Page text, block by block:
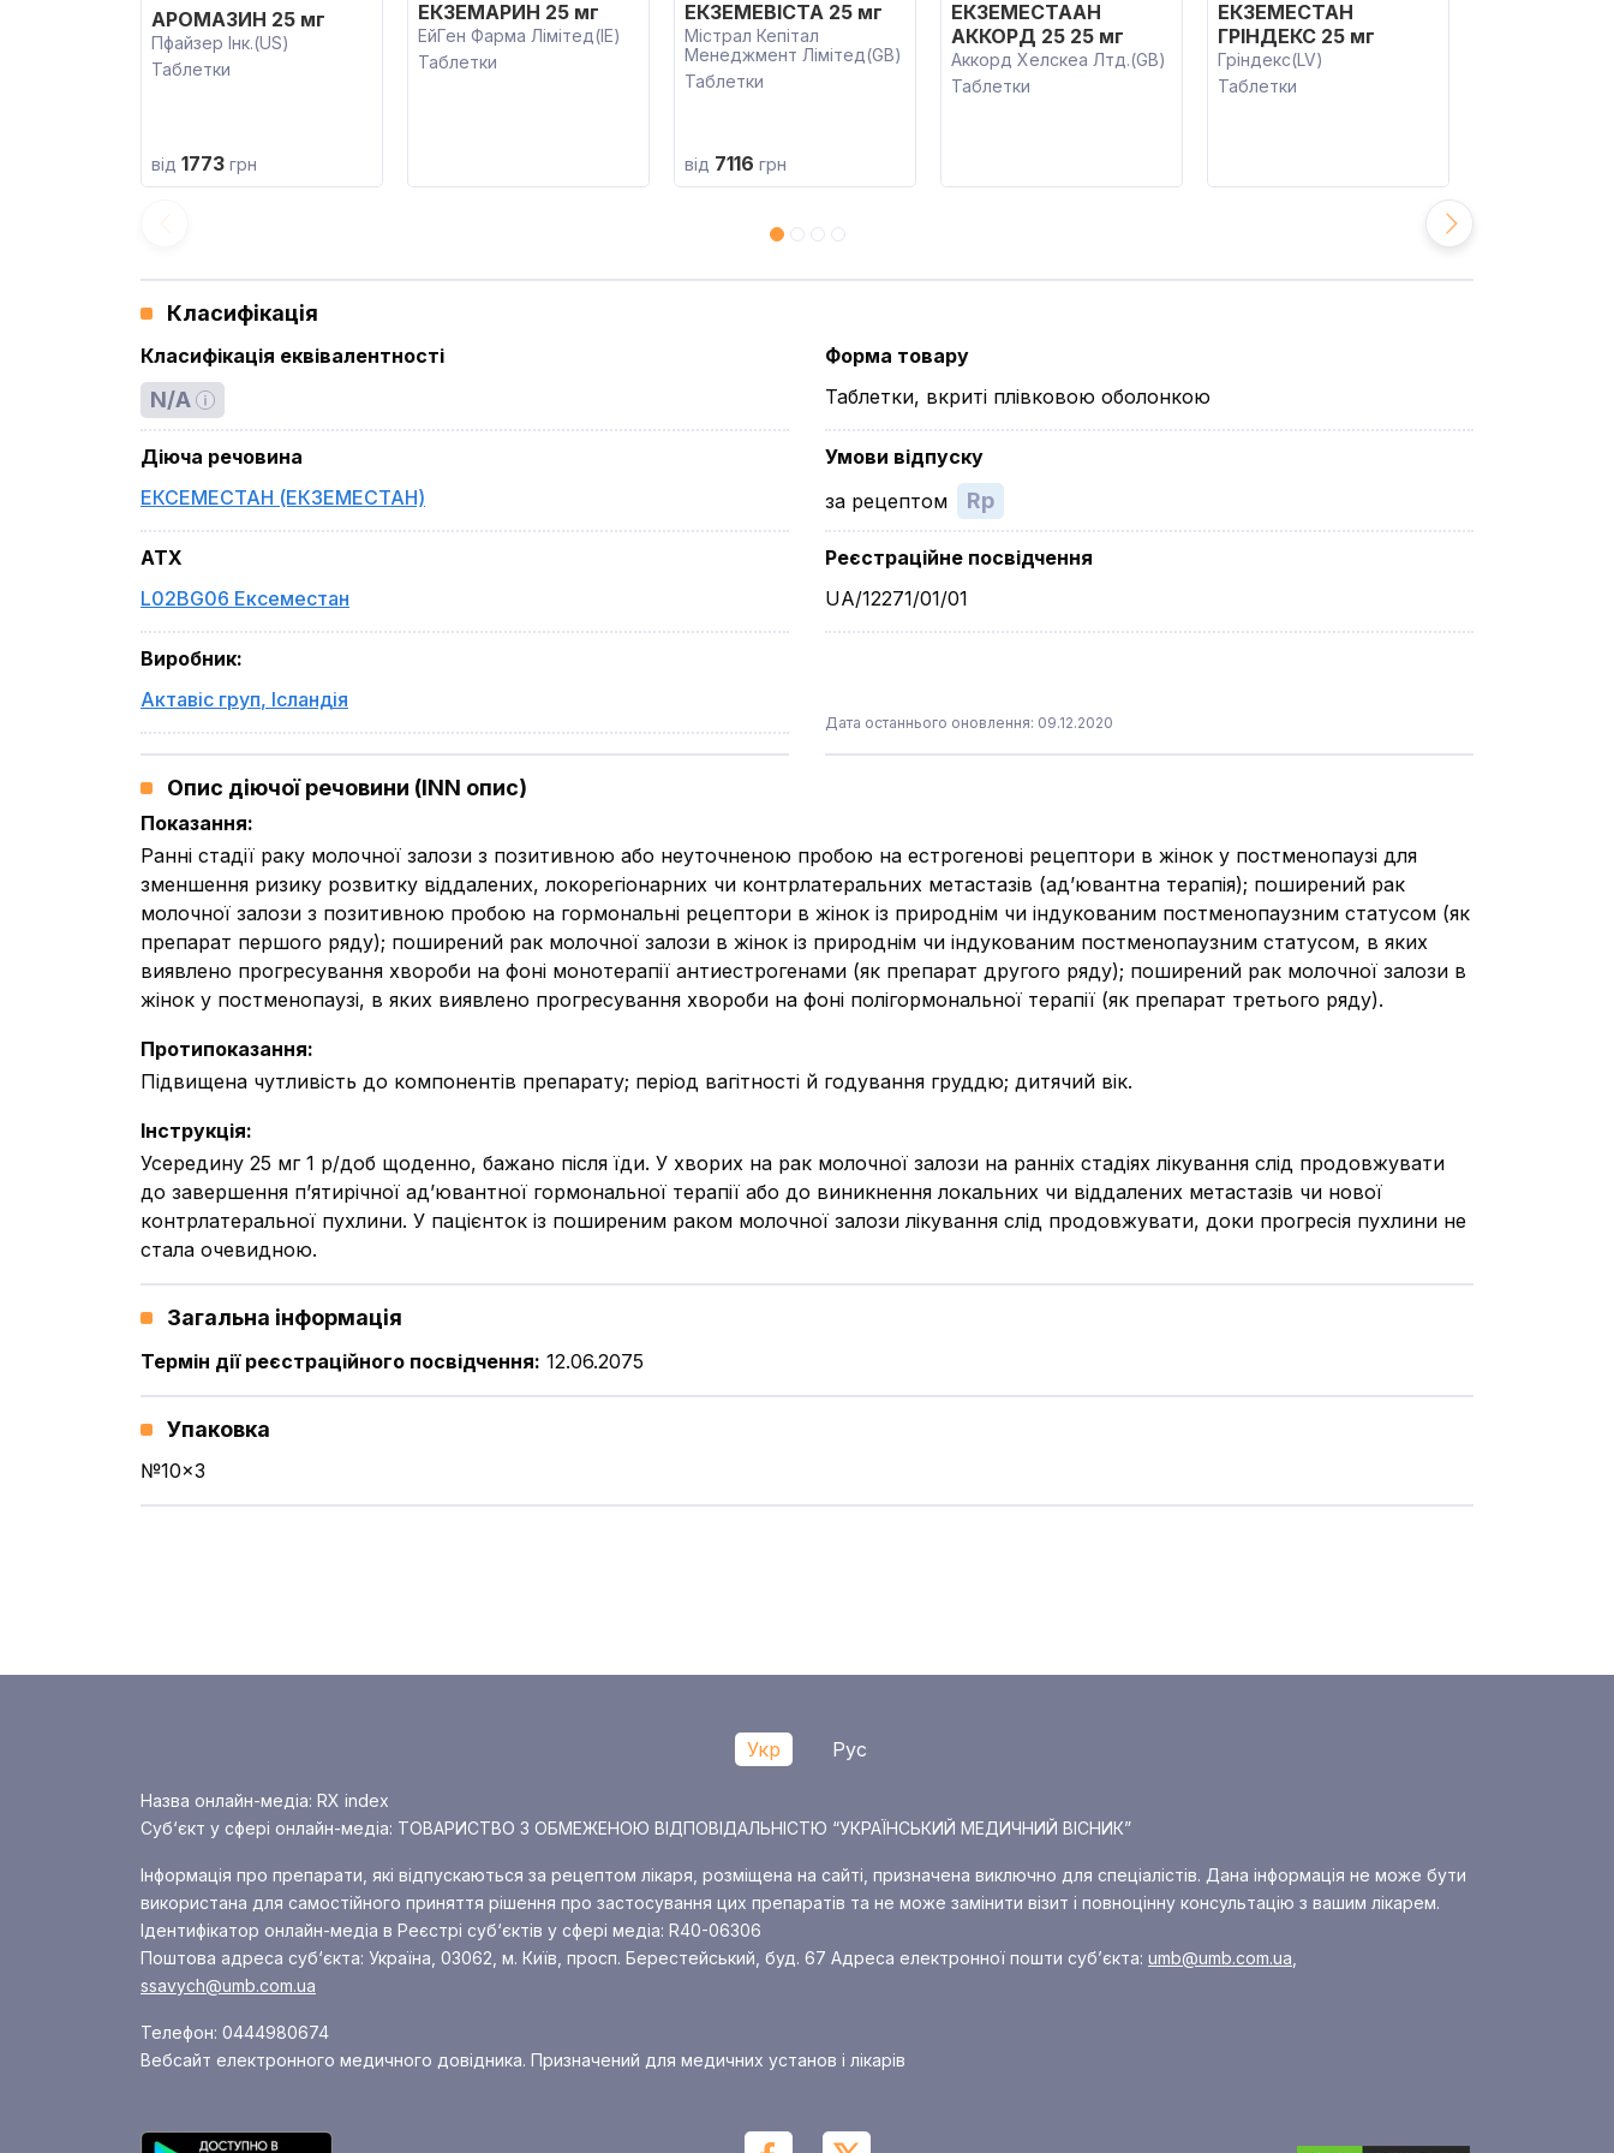
АРОМАЗИН 25 мг
Пфайзер Інк.(US)
Таблетки
від 1773 грн
ЕКЗЕМАРИН 25 мг
ЕйГен Фарма Лімітед(IE)
Таблетки
ЕКЗЕМЕВІСТА 25 мг
Містрал Кепітал
Менеджмент Лімітед(GB)
Таблетки
від 7116 грн
ЕКЗЕМЕСТААН
АККОРД 25 25 мг
Аккорд Хелскеа Лтд.(GB)
Таблетки
ЕКЗЕМЕСТАН
ГРІНДЕКС 25 мг
Гріндекс(LV)
Таблетки
Класифікація
Класифікація еквівалентності
N/A
Діюча речовина
ЕКСЕМЕСТАН (ЕКЗЕМЕСТАН)
ATX
L02BG06 Ексеместан
Виробник:
Актавіс груп, Ісландія
Форма товару
Таблетки, вкриті плівковою оболонкою
Умови відпуску
за рецептом
Rp
Реєстраційне посвідчення
UA/12271/01/01
Дата останнього оновлення: 09.12.2020
Опис діючої речовини (INN опис)
Показання:
Ранні стадії раку молочної залози з позитивною або неуточненою пробою на естрогенові рецептори в жінок у постменопаузі для
зменшення ризику розвитку віддалених, локорегіонарних чи контрлатеральних метастазів (ад’ювантна терапія); поширений рак
молочної залози з позитивною пробою на гормональні рецептори в жінок із природнім чи індукованим постменопаузним статусом (як
препарат першого ряду); поширений рак молочної залози в жінок із природнім чи індукованим постменопаузним статусом, в яких
виявлено прогресування хвороби на фоні монотерапії антиестрогенами (як препарат другого ряду); поширений рак молочної залози в
жінок у постменопаузі, в яких виявлено прогресування хвороби на фоні полігормональної терапії (як препарат третього ряду).
Протипоказання:
Підвищена чутливість до компонентів препарату; період вагітності й годування груддю; дитячий вік.
Інструкція:
Усередину 25 мг 1 р/доб щоденно, бажано після їди. У хворих на рак молочної залози на ранніх стадіях лікування слід продовжувати
до завершення п’ятирічної ад’ювантної гормональної терапії або до виникнення локальних чи віддалених метастазів чи нової
контрлатеральної пухлини. У пацієнток із поширеним раком молочної залози лікування слід продовжувати, доки прогресія пухлини не
стала очевидною.
Загальна інформація
Термін дії реєстраційного посвідчення: 12.06.2075
Упаковка
№10x3
Укр Рус
Назва онлайн-медіа: RX index
Суб‘єкт у сфері онлайн-медіа: ТОВАРИСТВО З ОБМЕЖЕНОЮ ВІДПОВІДАЛЬНІСТЮ “УКРАЇНСЬКИЙ МЕДИЧНИЙ ВІСНИК”
Інформація про препарати, які відпускаються за рецептом лікаря, розміщена на сайті, призначена виключно для спеціалістів. Дана інформація не може бути
використана для самостійного приняття рішення про застосування цих препаратів та не може замінити візит і повноцінну консультацію з вашим лікарем.
Ідентифікатор онлайн-медіа в Реєстрі суб‘єктів у сфері медіа: R40-06306
Поштова адреса суб‘єкта: Україна, 03062, м. Київ, просп. Берестейський, буд. 67 Адреса електронної пошти суб’єкта: umb@umb.com.ua
ssavych@umb.com.ua
Телефон: 0444980674
Вебсайт електронного медичного довідника. Призначений для медичних установ і лікарів